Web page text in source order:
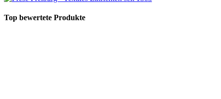
Top bewertete Produkte